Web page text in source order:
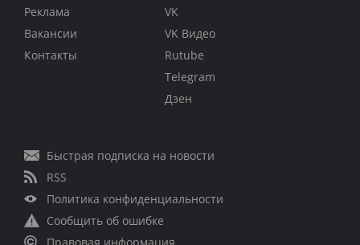
Реклама
Вакансии
Контакты
VK
VK Видео
Rutube
Telegram
Дзен
Быстрая подписка на новости
RSS
Политика конфиденциальности
Сообщить об ошибке